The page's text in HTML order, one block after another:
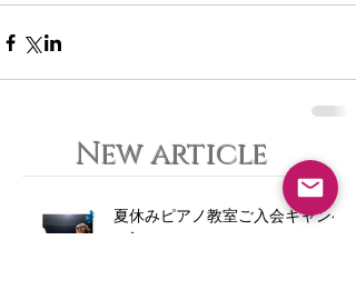
New article
夏休みピアノ教室ご入会キャンペ
ーン